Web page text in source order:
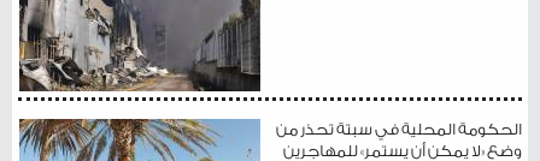
الحكومة المحلية في سبتة تحذر من
وضع «لا يمكن أن يستمر» للمهاجرين